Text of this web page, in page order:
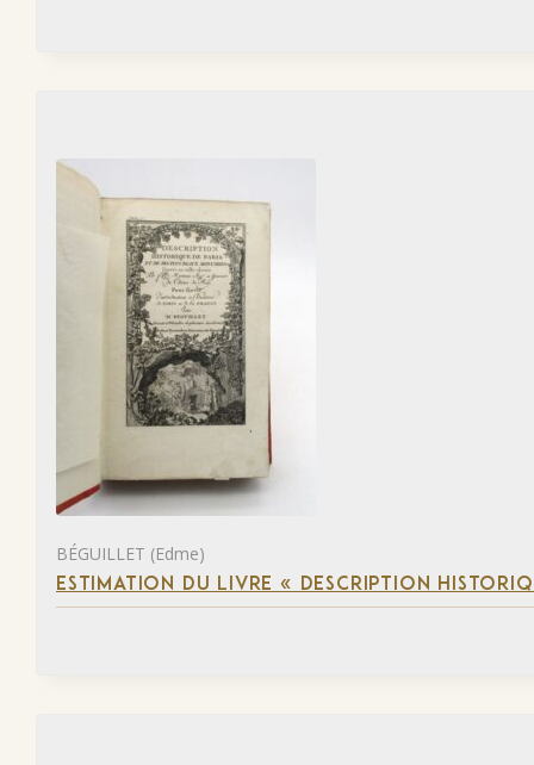
BÉGUILLET (Edme)
ESTIMATION DU LIVRE « DESCRIPTION